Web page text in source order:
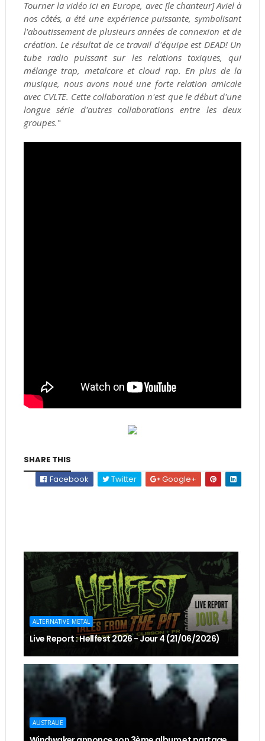
Tourner la vidéo ici en Europe, avec [le chanteur] Aviel à
nos côtés, a été une expérience puissante, symbolisant
l'aboutissement de plusieurs années de connexion et de
création. Le résultat de ce travail d'équipe est DEAD! Un
tube radio puissant sur les relations toxiques, qui
mélange trap, metalcore et cloud rap. En plus de la
musique, nous avons noué une forte relation amicale
avec CVLTE. Cette collaboration n'est que le début d'une
longue série d'autres collaborations entre les deux
groupes."
SHARE THIS
Facebook
Twitter Google+
ALTERNATIVE METAL
Live Report : Hellfest 2026 - Jour 4 (21/06/2026)
AUSTRALIE